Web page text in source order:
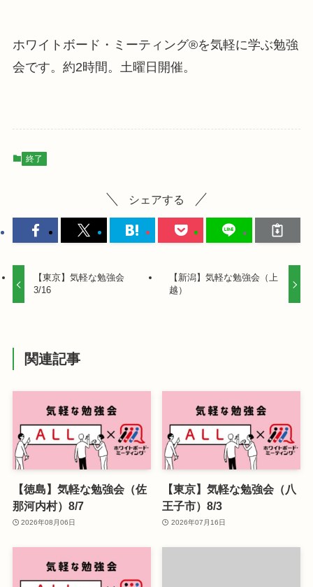
ホワイトボード・ミーティング®を気軽に学ぶ勉強
会です。 約2時間。土曜日開催。
終了
シェアする
【東京】気軽な勉強会
3/16
【新潟】気軽な勉強会（上
越）
関連記事
【徳島】気軽な勉強会（佐
那河内村）8/7
2026年08月06日
【東京】気軽な勉強会（八
王子市）8/3
2026年07月16日